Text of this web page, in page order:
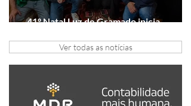
41º Natal Luz de Gramado inicia
Ver todas as notícias